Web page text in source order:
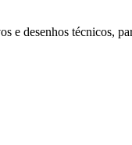
e desenhos técnicos,